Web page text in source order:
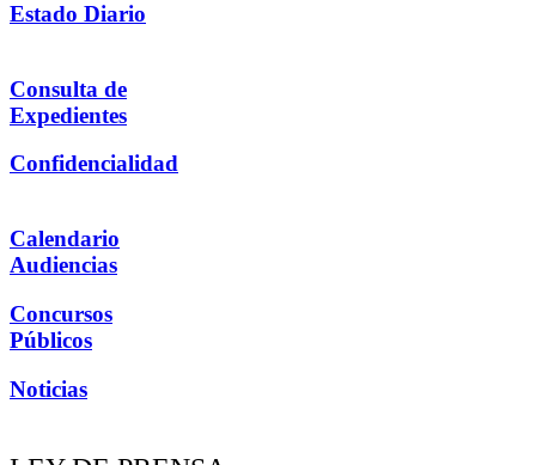
Estado Diario
Consulta de
Expedientes
Confidencialidad
Calendario
Audiencias
Concursos
Públicos
Noticias